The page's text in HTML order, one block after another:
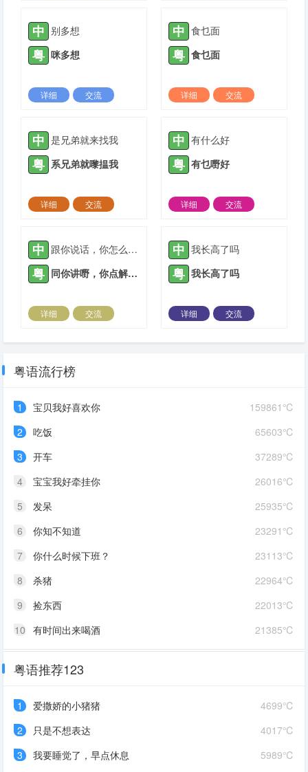
中 别多想
粤 咪多想
详细
交流
中 食乜面
粤 食乜面
详细
交流
中 是兄弟就来找我
粤 系兄弟就嚟揾我
详细
交流
中 有什么好
粤 有乜嘢好
详细
交流
中 跟你说话，你怎么不回
粤 同你讲嘢，你点解唔回
详细
交流
中 我长高了吗
粤 我长高了吗
详细
交流
粤语流行榜
159861℃
1
宝贝我好喜欢你
65603℃
2
吃饭
37289℃
3
开车
26016℃
4
宝宝我好牵挂你
25935℃
5
发呆
23291℃
6
你知不知道
23113℃
7
你什么时候下班？
22964℃
8
杀猪
22013℃
9
捡东西
21385℃
10 有时间出来喝酒
粤语推荐123
4699℃
1
爱撒娇的小猪猪
4017℃
2
只是不想表达
5989℃
3
我要睡觉了，早点休息